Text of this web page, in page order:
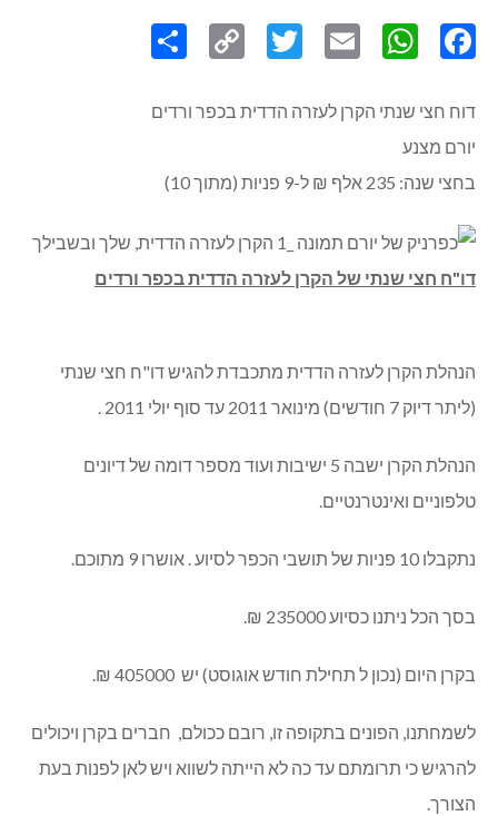
Link
דוח חצי שנתי הקרן לעזרה הדדית בכפר ורדים
יורם מצנע
בחצי שנה: 235 אלף ₪ ל-9 פניות (מתוך 10)
דו"ח חצי שנתי של הקרן לעזרה הדדית בכפר ורדים
הנהלת הקרן לעזרה הדדית מתכבדת להגיש דו"ח חצי שנתי
(ליתר דיוק 7 חודשים) מינואר 2011 עד סוף יולי 2011 .
הנהלת הקרן ישבה 5 ישיבות ועוד מספר דומה של דיונים
טלפוניים ואינטרנטיים.
נתקבלו 10 פניות של תושבי הכפר לסיוע . אושרו 9 מתוכם.
בסך הכל ניתנו כסיוע 235000 ₪.
בקרן היום (נכון ל תחילת חודש אוגוסט) יש 405000 ₪.
לשמחתנו, הפונים בתקופה זו, רובם ככולם, חברים בקרן ויכולים
להרגיש כי תרומתם עד כה לא הייתה לשווא ויש לאן לפנות בעת
הצורך.